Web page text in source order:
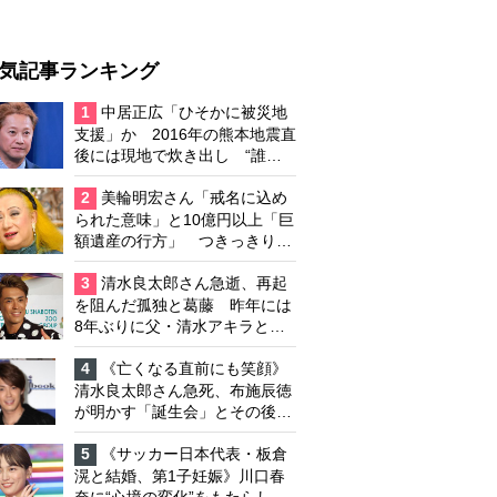
記事ランキング
1
中居正広「ひそかに被災地
支援」か 2016年の熊本地震直
後には現地で炊き出し “誰に
も知られなくて良い”と、むし
ろ強まる福祉活動への思い
2
美輪明宏さん「戒名に込め
られた意味」と10億円以上「巨
額遺産の行方」 つきっきりで
私生活をサポートしていた元俳
優が相続か
3
清水良太郎さん急逝、再起
を阻んだ孤独と葛藤 昨年には
8年ぶりに父・清水アキラと共
演、本格的な活動再開に向かっ
ていたが…周囲が懸念していた
「不安定なところ」
4
《亡くなる直前にも笑顔》
清水良太郎さん急死、布施辰徳
が明かす「誕生会」とその後の
メッセージ
5
《サッカー日本代表・板倉
滉と結婚、第1子妊娠》川口春